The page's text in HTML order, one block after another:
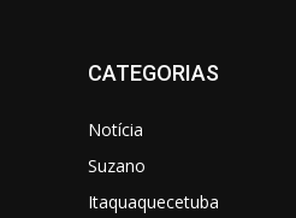
CATEGORIAS
Notícia
Suzano
Itaquaquecetuba